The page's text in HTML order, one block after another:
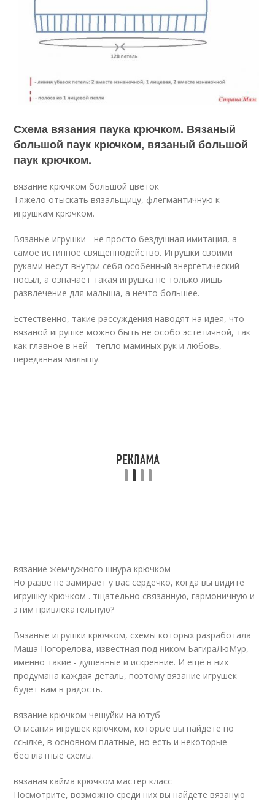
Схема вязания паука крючком. Вязаный
большой паук крючком, вязаный большой
паук крючком.
вязание крючком большой цветок
Тяжело отыскать вязальщицу, флегмантичную к
игрушкам крючком.
Вязаные игрушки - не просто бездушная имитация, а
самое истинное священнодейство. Игрушки своими
руками несут внутри себя особенный энергетический
посыл, а означает такая игрушка не только лишь
развлечение для малыша, а нечто большее.
Естественно, такие рассуждения наводят на идея, что
вязаной игрушке можно быть не особо эстетичной, так
как главное в ней - тепло маминых рук и любовь,
переданная малышу.
вязание жемчужного шнура крючком
Но разве не замирает у вас сердечко, когда вы видите
игрушку крючком . тщательно связанную, гармоничную и
этим привлекательную?
Вязаные игрушки крючком, схемы которых разработала
Маша Погорелова, известная под ником БагираЛюМур,
именно такие - душевные и искренние. И ещё в них
продумана каждая деталь, поэтому вязание игрушек
будет вам в радость.
вязание крючком чешуйки на ютуб
Описания игрушек крючком, которые вы найдёте по
ссылке, в основном платные, но есть и некоторые
бесплатные схемы.
вязаная кайма крючком мастер класс
Посмотрите, возможно среди них вы найдёте вязаную